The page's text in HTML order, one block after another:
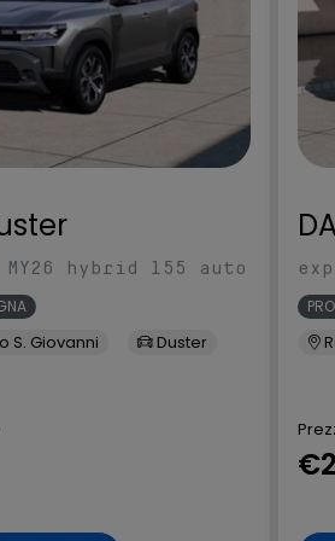
Integrazione Smartphone e
compatibilità Apple CarPlay e
Android Auto
Intelligent emergency braking con
junction assist & pedestrian
automatica d'emergenza con
funzione di assistenza agli
incroci)
Intelligent Key con funzione
Maniglie esterne porte in tinta
hybrid 155 auto
S. Giovanni Duster